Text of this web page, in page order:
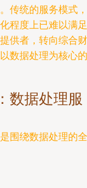
传统的服务模式，
程度上已难以满足
供者，转向综合财
数据处理为核心的
数据处理服
围绕数据处理的全